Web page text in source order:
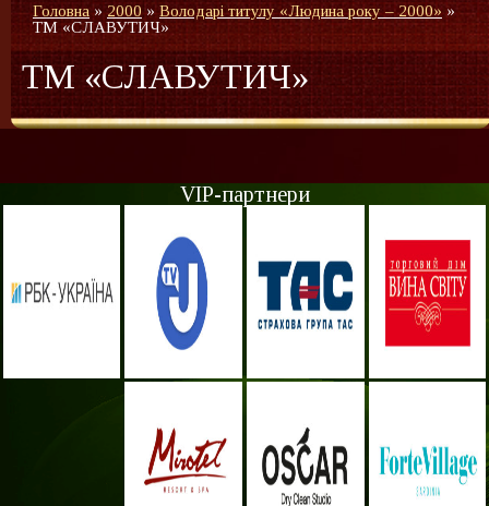
Головна »2000»Володарі титулу «Людина року – 2000» »
ТМ «СЛАВУТИЧ»
ТМ «СЛАВУТИЧ»
VIP-партнери